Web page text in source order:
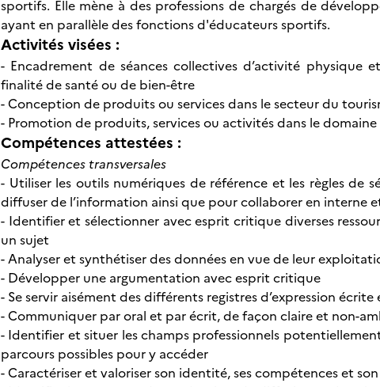
sportifs. Elle mène à des professions de chargés de
ayant en parallèle des fonctions d'éducateurs sportifs.
Activités visées :
- Encadrement de séances collectives d’activité
finalité de santé ou de bien-être
- Conception de produits ou services dans le secteur du
- Promotion de produits, services ou activités dans le
Compétences attestées :
Compétences transversales
- Utiliser les outils numériques de référence et les règles
diffuser de l’information ainsi que pour collaborer en interne
- Identifier et sélectionner avec esprit critique diverses
un sujet
- Analyser et synthétiser des données en vue de leur
- Développer une argumentation avec esprit critique
- Se servir aisément des différents registres d’expression
- Communiquer par oral et par écrit, de façon claire et non-
- Identifier et situer les champs professionnels
parcours possibles pour y accéder
- Caractériser et valoriser son identité, ses compétences et